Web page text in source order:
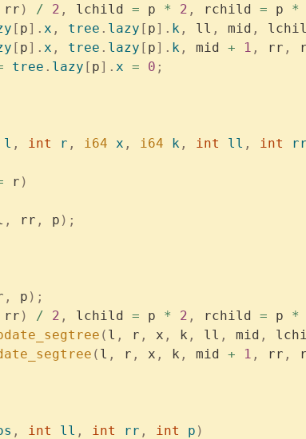
rr ) / 2 , lchild = p * 2 , rchild = p *
[ p]. x , tree . lazy [ p]. k, ll , mid ,
[ p]. x , tree . lazy [ p]. k, mid + 1 , rr ,
tree . lazy [ p]. x = 0 ;
l , int r , i64 x , i64 k, int ll , int rr
r )
, rr , p );
, p );
rr ) / 2 , lchild = p * 2 , rchild = p *
( l , r , x , k , ll , mid ,
( l , r , x , k , mid + 1 , rr ,
, int ll , int rr , int p )